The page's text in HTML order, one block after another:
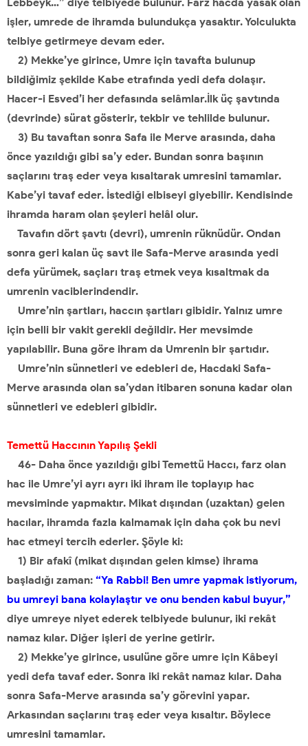
işler, umrede de ihramda bulundukça yasaktır. Yolculukta
telbiye getirmeye devam eder.
2) Mekke’ye girince, Umre için tavafta bulunup
bildiğimiz şekilde Kabe etrafında yedi defa dolaşır.
Hacer-i Esved’i her defasında selâmlar.İlk üç şavtında
(devrinde) sürat gösterir, tekbir ve tehlilde bulunur.
3) Bu tavaftan sonra Safa ile Merve arasında, daha
önce yazıldığı gibi sa’y eder. Bundan sonra başının
saçlarını traş eder veya kısaltarak umresini tamamlar.
Kabe’yi tavaf eder. İstediği elbiseyi giyebilir. Kendisinde
ihramda haram olan şeyleri helâl olur.
Tavafın dört şavtı (devri), umrenin rüknüdür. Ondan
sonra geri kalan üç savt ile Safa-Merve arasında yedi
defa yürümek, saçları traş etmek veya kısaltmak da
umrenin vaciblerindendir.
Umre’nin şartları, haccın şartları gibidir. Yalnız umre
için belli bir vakit gerekli değildir. Her mevsimde
yapılabilir. Buna göre ihram da Umrenin bir şartıdır.
Umre’nin sünnetleri ve edebleri de, Hacdaki Safa-
Merve arasında olan sa’ydan itibaren sonuna kadar olan
sünnetleri ve edebleri gibidir.
Temettü Haccının Yapılış Şekli
46- Daha önce yazıldığı gibi Temettü Haccı, farz olan
hac ile Umre’yi ayrı ayrı iki ihram ile toplayıp hac
mevsiminde yapmaktır. Mikat dışından (uzaktan) gelen
hacılar, ihramda fazla kalmamak için daha çok bu nevi
hac etmeyi tercih ederler. Şöyle ki:
1) Bir afakî (mikat dışından gelen kimse) ihrama
başladığı zaman: “Ya Rabbi! Ben umre yapmak istiyorum,
bu umreyi bana kolaylaştır ve onu benden kabul buyur,”
diye umreye niyet ederek telbiyede bulunur, iki rekât
namaz kılar. Diğer işleri de yerine getirir.
2) Mekke’ye girince, usulüne göre umre için Kâbeyi
yedi defa tavaf eder. Sonra iki rekât namaz kılar. Daha
sonra Safa-Merve arasında sa’y görevini yapar.
Arkasından saçlarını traş eder veya kısaltır. Böylece
umresini tamamlar.